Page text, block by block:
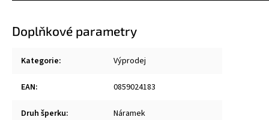
Doplňkové parametry
Kategorie: Výprodej
EAN: 0859024183
Druh šperku: Náramek